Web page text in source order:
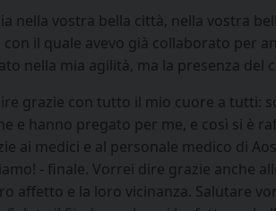
nella vostra bella città, nella vostra
il quale avevo già collaborato per
nella mia agilità, ma la presenza del
grazie con tutto il mio cuore a tutti:
e hanno pregato per me, e così si è
ai medici e al personale medico di
- finale. Vorrei dire grazie anche
affetto e la loro vicinanza. Salutare